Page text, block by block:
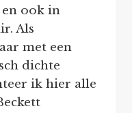
ook in
Als
met een
dichte
ik hier alle